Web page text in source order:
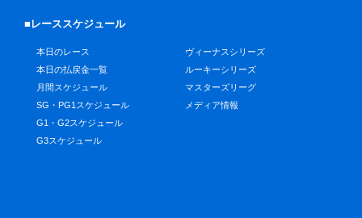
■レーススケジュール
本日のレース
本日の払戻金一覧
月間スケジュール
SG・PG1スケジュール
G1・G2スケジュール
G3スケジュール
ヴィーナスシリーズ
ルーキーシリーズ
マスターズリーグ
メディア情報